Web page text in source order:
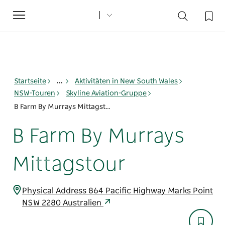
Toggle
navigation
Startseite ...
Aktivitäten in New South Wales
NSW-Touren
Skyline Aviation-Gruppe
B Farm By Murrays Mittagstour
B Farm By Murrays
Mittagstour
Physical Address 864 Pacific Highway Marks Point
NSW 2280 Australien